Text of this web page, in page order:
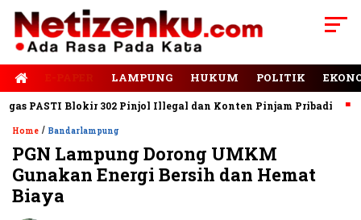
LAMPUNG HUKUM POLITIK
PASTI Blokir 302 Pinjol Illegal dan Konten Pinjam Pribadi
Home / Bandarlampung
PGN Lampung Dorong UMKM
Gunakan Energi Bersih dan Hemat
Biaya